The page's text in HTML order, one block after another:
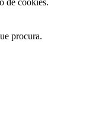
de cookies.
procura.